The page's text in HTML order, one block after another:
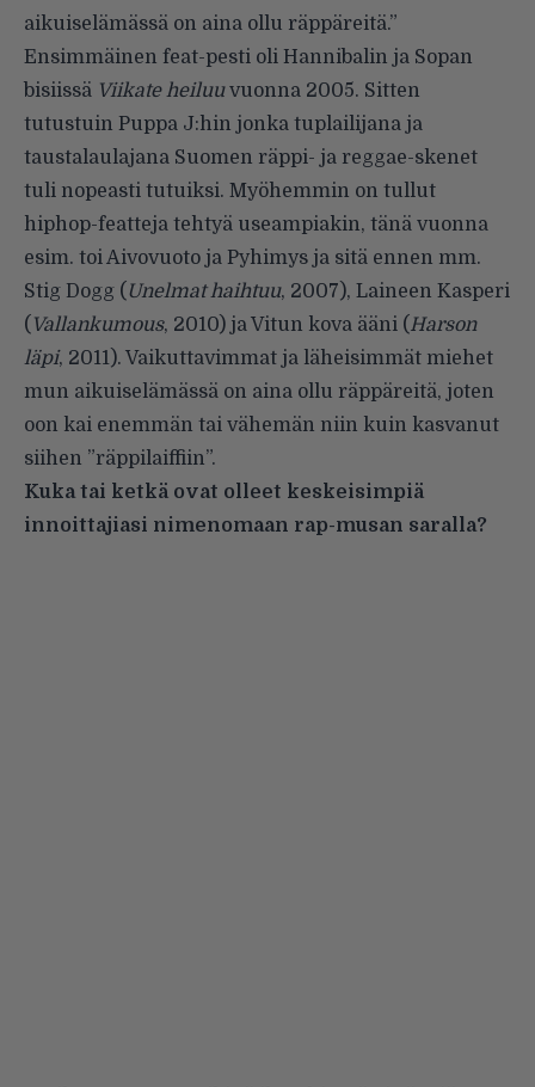
aikuiselämässä on aina ollu räppäreitä.”
Ensimmäinen feat-pesti oli Hannibalin ja Sopan
bisiissä Viikate heiluuvuonna 2005. Sitten
tutustuin Puppa J:hin jonka tuplailijana ja
taustalaulajana Suomen räppi- ja reggae-skenet
tuli nopeasti tutuiksi. Myöhemmin on tullut
hiphop-featteja tehtyä useampiakin, tänä vuonna
esim. toi Aivovuoto ja Pyhimys ja sitä ennen mm.
Stig Dogg ( Unelmat haihtuu, 2007), Laineen Kasperi
( Vallankumous, 2010) ja Vitun kova ääni (Harson
läpi, 2011). Vaikuttavimmat ja läheisimmät miehet
mun aikuiselämässä on aina ollu räppäreitä, joten
oon kai enemmän tai vähemän niin kuin kasvanut
siihen ”räppilaiffiin”.
Kuka tai ketkä ovat olleet keskeisimpiä
innoittajiasi nimenomaan rap-musan saralla?